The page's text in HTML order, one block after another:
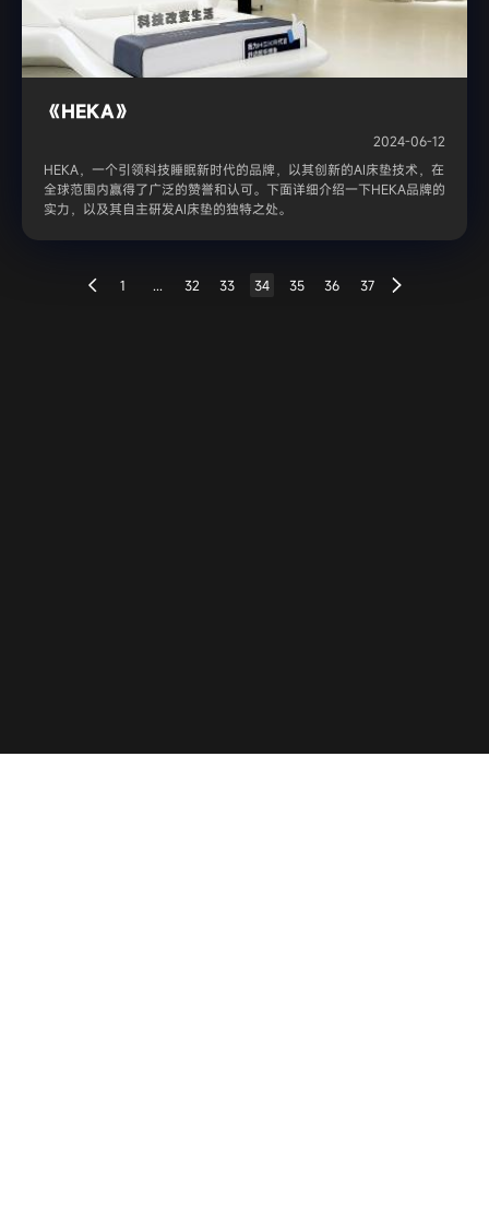
《HEKA》
2024-06-12
HEKA，一个引领科技睡眠新时代的品牌，以其创新的AI床垫技术，在
全球范围内赢得了广泛的赞誉和认可。下面详细介绍一下HEKA品牌的
实力，以及其自主研发AI床垫的独特之处。
1 ... 32 33 34 35 36 37